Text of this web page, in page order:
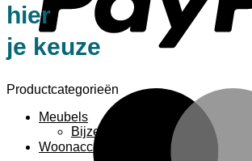
hier
je keuze
Productcategorieën
Meubels
Bijzettafels
Woonaccessoires